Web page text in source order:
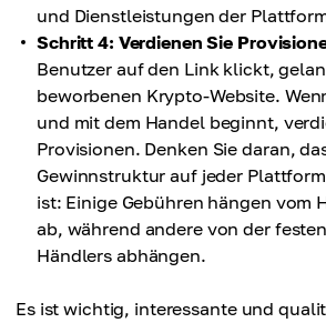
und Dienstleistungen der
Schritt 4: Verdienen Sie
Benutzer auf den Link klickt,
beworbenen Krypto-Website.
und mit dem Handel beginnt,
Provisionen. Denken Sie daran,
Gewinnstruktur auf jeder
ist: Einige Gebühren hängen vom
ab, während andere von der
Händlers abhängen.
Es ist wichtig, interessante und